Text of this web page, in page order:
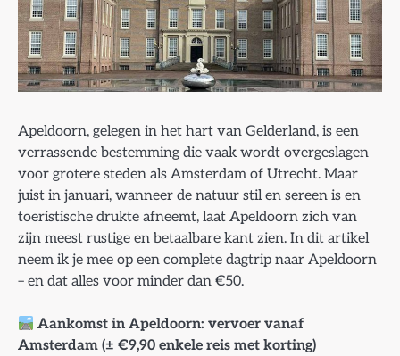
Apeldoorn, gelegen in het hart van Gelderland, is een
verrassende bestemming die vaak wordt overgeslagen
voor grotere steden als Amsterdam of Utrecht. Maar
juist in januari, wanneer de natuur stil en sereen is en
toeristische drukte afneemt, laat Apeldoorn zich van
zijn meest rustige en betaalbare kant zien. In dit artikel
neem ik je mee op een complete dagtrip naar Apeldoorn
– en dat alles voor minder dan €50.
Aankomst in Apeldoorn: vervoer vanaf
Amsterdam (± €9,90 enkele reis met korting)